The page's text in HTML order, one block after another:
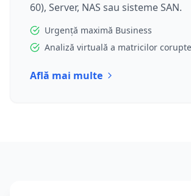
60), Server, NAS sau sisteme SAN.
Urgență maximă Business
Analiză virtuală a matricilor corupte
Află mai multe